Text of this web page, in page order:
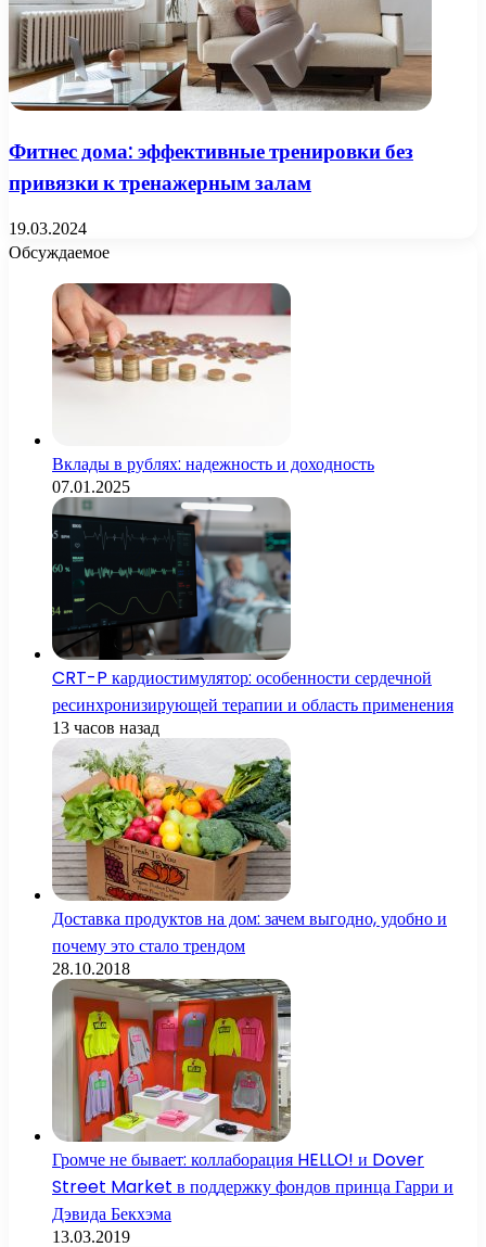
Фитнес дома: эффективные тренировки без
привязки к тренажерным залам
19.03.2024
Обсуждаемое
Вклады в рублях: надежность и доходность
07.01.2025
CRT-P кардиостимулятор: особенности сердечной
ресинхронизирующей терапии и область применения
13 часов назад
Доставка продуктов на дом: зачем выгодно, удобно и
почему это стало трендом
28.10.2018
Громче не бывает: коллаборация HELLO! и Dover
Street Market в поддержку фондов принца Гарри и
Дэвида Бекхэма
13.03.2019